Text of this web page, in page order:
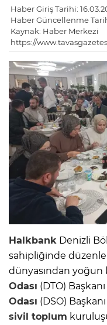
Haber Giriş Tarihi:
Haber Güncellenme
Kaynak: Haber Merkezi
https://
Halkbank Denizli
sahipliğinde
dünyasından yoğun
Odası (DTO)
Odası (DSO)
sivil toplum